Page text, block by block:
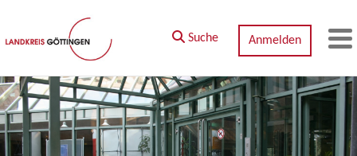
Zum Hauptinhalt springen
Suche Anmelden